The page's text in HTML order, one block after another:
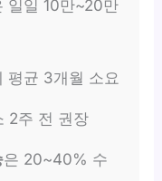
일일 10만~20만
평균 3개월 소요
2주 전 권장
은 20~40% 수